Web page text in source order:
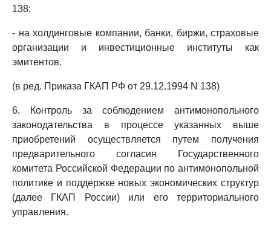
138;
- на холдинговые компании, банки, биржи, страховые
организации и инвестиционные институты как
эмитентов.
(в ред. Приказа ГКАП РФ от 29.12.1994 N 138)
6. Контроль за соблюдением антимонопольного
законодательства в процессе указанных выше
приобретений осуществляется путем получения
предварительного согласия Государственного
комитета Российской Федерации по антимонопольной
политике и поддержке новых экономических структур
(далее ГКАП России) или его территориального
управления.